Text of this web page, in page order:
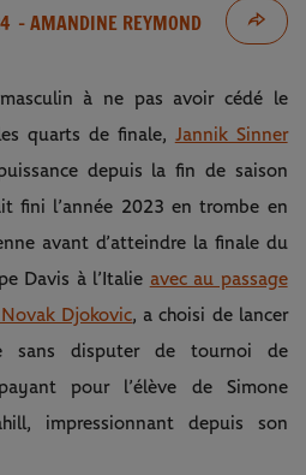
- AMANDINE REYMOND
à ne pas avoir cédé le
quarts de finale, Jannik Sinner
depuis la fin de saison
fini l’année 2023 en trombe en
avant d’atteindre la finale du
Davis à l’Italie avec au passage
Djokovic, a choisi de lancer
sans disputer de tournoi de
pour l’élève de Simone
impressionnant depuis son